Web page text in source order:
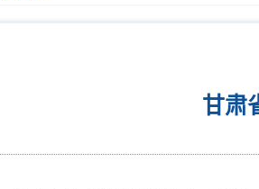
甘肃